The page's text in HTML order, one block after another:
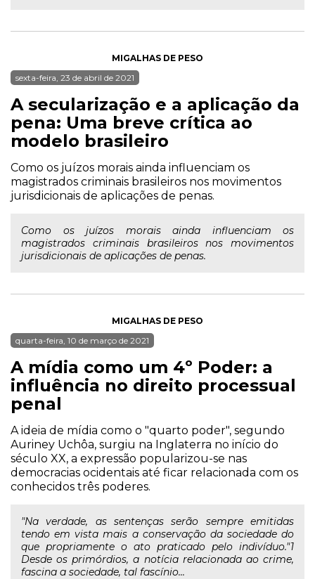
MIGALHAS DE PESO
sexta-feira, 23 de abril de 2021
A secularização e a aplicação da
pena: Uma breve crítica ao
modelo brasileiro
Como os juízos morais ainda influenciam os
magistrados criminais brasileiros nos movimentos
jurisdicionais de aplicações de penas.
Como os juízos morais ainda influenciam os
magistrados criminais brasileiros nos movimentos
jurisdicionais de aplicações de penas.
MIGALHAS DE PESO
quarta-feira, 10 de março de 2021
A mídia como um 4º Poder: a
influência no direito processual
penal
A ideia de mídia como o "quarto poder", segundo
Auriney Uchôa, surgiu na Inglaterra no início do
século XX, a expressão popularizou-se nas
democracias ocidentais até ficar relacionada com os
conhecidos três poderes.
"Na verdade, as sentenças serão sempre emitidas
tendo em vista mais a conservação da sociedade do
que propriamente o ato praticado pelo indivíduo."1
Desde os primórdios, a notícia relacionada ao crime,
fascina a sociedade, tal fascínio...